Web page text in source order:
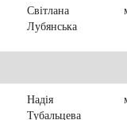
Світлана
Лубянська
Надія
Тубальцева